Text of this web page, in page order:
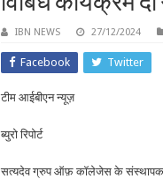
IBN NEWS 27/12/2024
Facebook Twitter
टीम आईबीएन न्यूज़
ब्युरो रिपोर्ट
सत्यदेव ग्रुप ऑफ़ कॉलेजेस के संस्थापक